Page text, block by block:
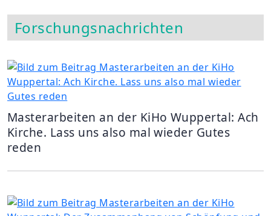
Forschungsnachrichten
Masterarbeiten an der KiHo Wuppertal: Ach
Kirche. Lass uns also mal wieder Gutes
reden